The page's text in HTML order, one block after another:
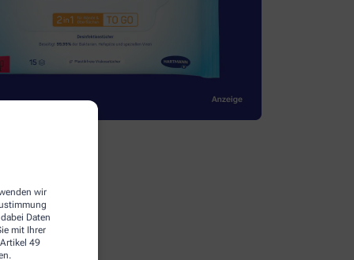
wir
Daten
mit Ihrer
49